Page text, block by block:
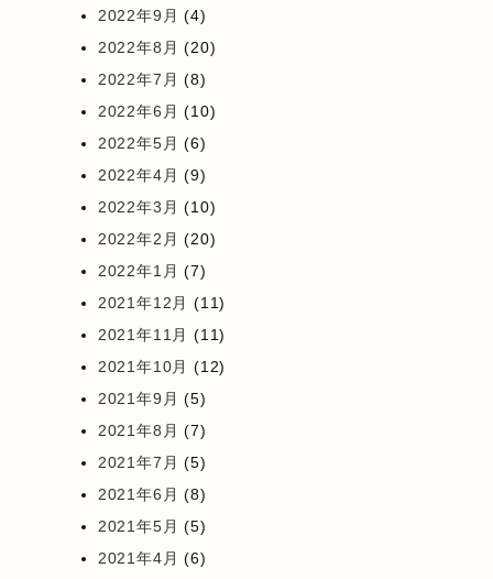
2022年9月 (4)
2022年8月 (20)
2022年7月 (8)
2022年6月 (10)
2022年5月 (6)
2022年4月 (9)
2022年3月 (10)
2022年2月 (20)
2022年1月 (7)
2021年12月 (11)
2021年11月 (11)
2021年10月 (12)
2021年9月 (5)
2021年8月 (7)
2021年7月 (5)
2021年6月 (8)
2021年5月 (5)
2021年4月 (6)